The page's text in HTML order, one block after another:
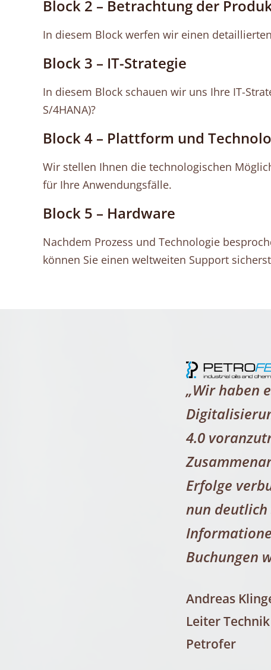
Block 2 – Betrachtung der
In diesem Block werfen wir einen
Block 3 – IT-Strategie
In diesem Block schauen wir uns Ihre IT-
S/4HANA)?
Block 4 – Plattform und
Wir stellen Ihnen die technologischen
für Ihre Anwendungsfälle.
Block 5 – Hardware
Nachdem Prozess und Technologie
können Sie einen weltweiten Support
„Wir haben
4.0
Erfolge
nun
Buchungen
Andreas
Leiter
Petrofer